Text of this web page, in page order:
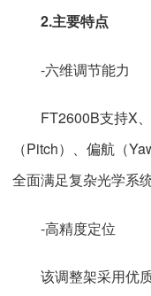
2.主要特点
-六维调节能力
FT2600B支持X、
（Pitch）、偏航（
全面满足复杂光学系
-高精度定位
该调整架采用优质